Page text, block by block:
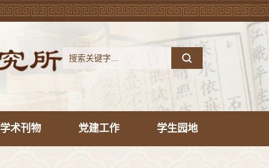
学术刊物 党建工作 学生园地